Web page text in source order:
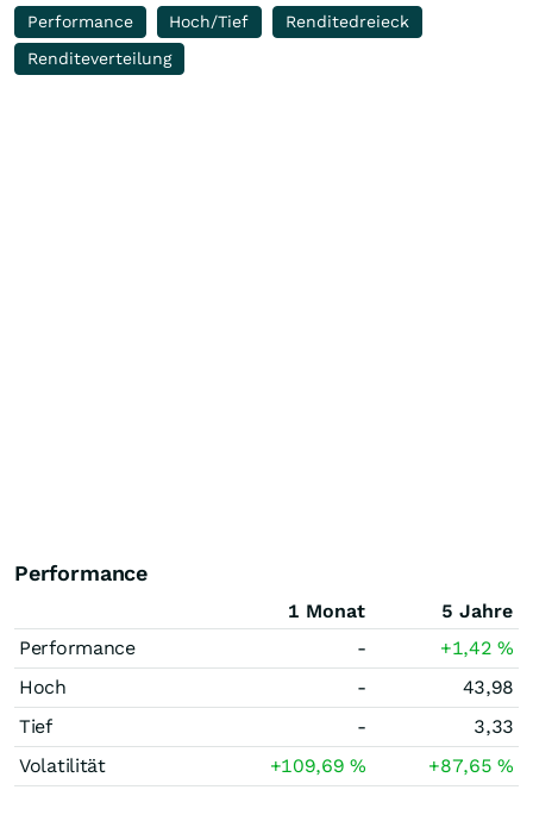
Performance Hoch/Tief
Renditedreieck
Renditeverteilung
Performance
1 Monat
5 Jahre
Performance
- +1,42%
Hoch
-
43,98
Tief
-
3,33
Volatilität
+109,69% +87,65%